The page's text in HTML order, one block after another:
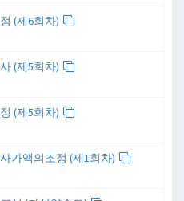
(제6회차)
(제5회차)
(제5회차)
가액의조정 (제1회차)